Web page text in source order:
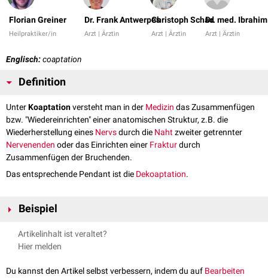
Florian Greiner
Heilpraktiker/in
Dr. Frank Antwerpes
Arzt | Ärztin
Christoph Schad
Arzt | Ärztin
Dr. med.
Arzt | Ärztin
Englisch:coaptation
Definition
UnterKoaptationversteht man in der Medizin das Zusammenfügen
bzw. "Wiedereinrichten" einer anatomischen Struktur, z.B. die
Wiederherstellung eines Nervsdurch die Nahtzweiter getrennter
Nervenenden oder das Einrichten einer Frakturdurch
Zusammenfügen der Bruchenden.
Das entsprechende Pendant ist die Dekoaptation.
Beispiel
Der Verschlussmechanismus der
Artikelinhalt ist veraltet?
Hier melden
Du kannst den Artikel selbst verbessern, indem du auf Bearbeiten